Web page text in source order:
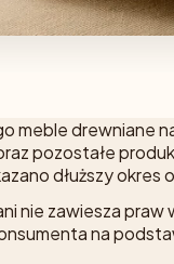
meble drewniane
pozostałe
dłuższy okres
nie zawiesza
na